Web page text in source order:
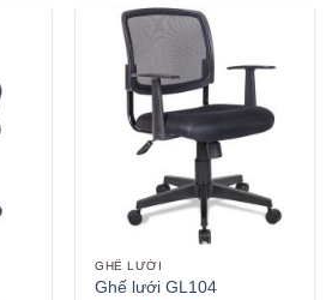
GHẾ LƯỚI
Ghế lưới GL104